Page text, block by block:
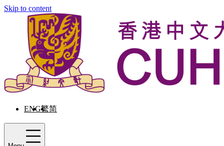
Skip to content
ENG繁简